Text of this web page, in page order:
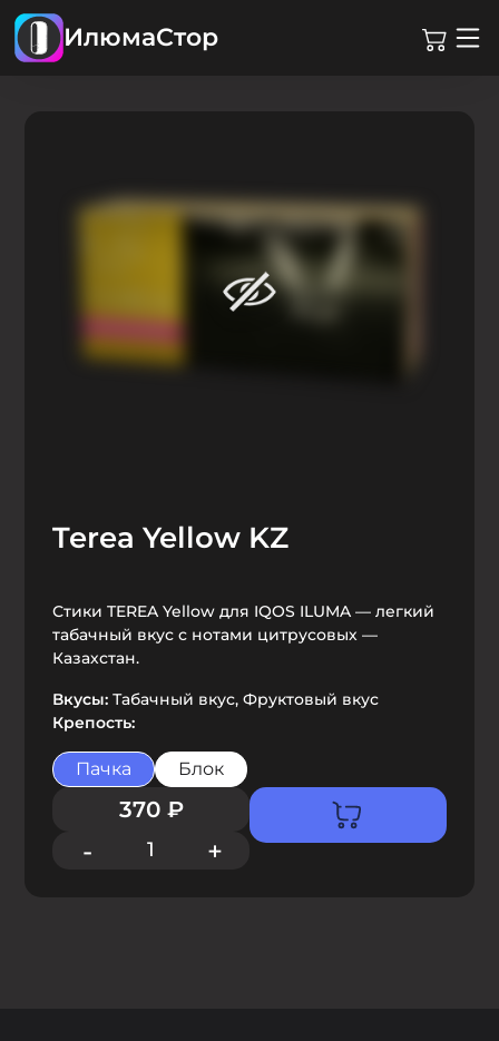
ИлюмаСтор
Terea Yellow KZ
Стики TEREA Yellow для IQOS ILUMA — легкий
табачный вкус с нотами цитрусовых —
Казахстан.
Вкусы:Табачный вкус, Фруктовый вкус
Крепость:
Пачка Блок
370 ₽
- 1 +